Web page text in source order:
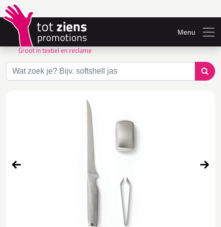
Groot in textiel en reclame
Menu